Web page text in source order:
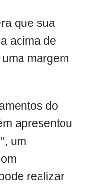
que sua
acima de
margem
do
apresentou
um
realizar